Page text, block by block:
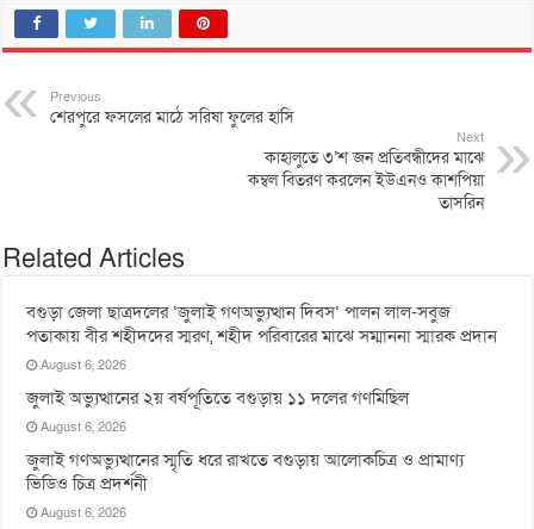
Previous
শেরপুরে ফসলের মাঠে সরিষা ফুলের হাসি
Next
কাহালুতে ৩’শ জন প্রতিবন্ধীদের মাঝে
কম্বল বিতরণ করলেন ইউএনও কাশপিয়া
তাসরিন
Related Articles
বগুড়া জেলা ছাত্রদলের ‘জুলাই গণঅভ্যুত্থান দিবস’ পালন লাল-সবুজ
পতাকায় বীর শহীদদের স্মরণ, শহীদ পরিবারের মাঝে সম্মাননা স্মারক প্রদান
August 6, 2026
জুলাই অভ্যুত্থানের ২য় বর্ষপূতিতে বগুড়ায় ১১ দলের গণমিছিল
August 6, 2026
জুলাই গণঅভ্যুত্থানের স্মৃতি ধরে রাখতে বগুড়ায় আলোকচিত্র ও প্রামাণ্য
ভিডিও চিত্র প্রদর্শনী
August 6, 2026